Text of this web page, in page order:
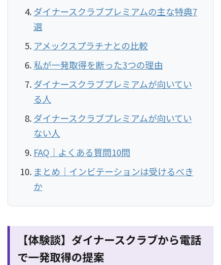
ダイナースクラブプレミアムの主な特典7
選
アメックスプラチナとの比較
私が一発取得を断った3つの理由
ダイナースクラブプレミアムが向いてい
る人
ダイナースクラブプレミアムが向いてい
ない人
FAQ｜よくある質問10問
まとめ｜インビテーションは受けるべき
か
【体験談】ダイナースクラブから電話
で一発取得の提案